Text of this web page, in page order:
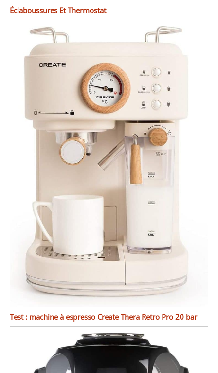
Éclaboussures Et Thermostat
Test : machine à espresso Create Thera Retro Pro 20 bar